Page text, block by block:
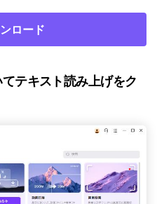
ロード
テキスト読み上げをク